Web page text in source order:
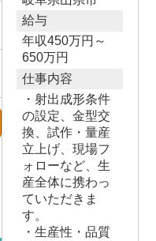
給与
年収450万円～
650万円
仕事内容
・射出成形条件
の設定、金型交
換、試作・量産
立上げ、現場フ
ォローなど、生
産全体に携わっ
ていただきま
す。
・生産性・品質